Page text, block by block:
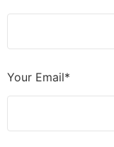
Your Email*